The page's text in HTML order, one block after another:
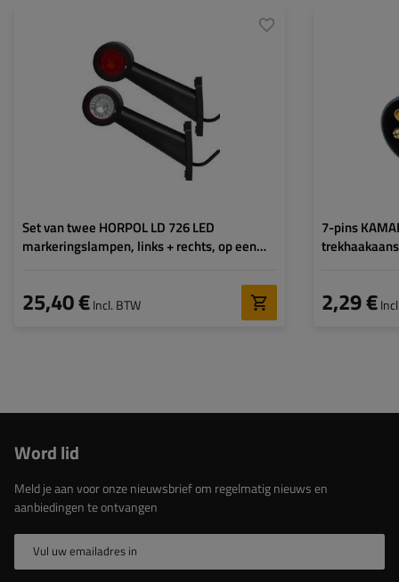
Set van twee HORPOL LD 726 LED
markeringslampen, links + rechts, op een
25,40 €Incl. BTW
12/24 V
Lampfuncties:
breedtelicht
markeringslampen:
rond
7-pins
2,29 €
Word lid
Meld je aan voor onze nieuwsbrief om regelmatig nieuws en
aanbiedingen te ontvangen
Vul uw emailadres in